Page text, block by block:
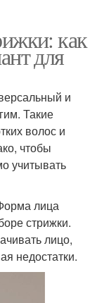
как
для
и
Такие
волос и
чтобы
учитывать
лица
стрижки.
лицо,
недостатки.